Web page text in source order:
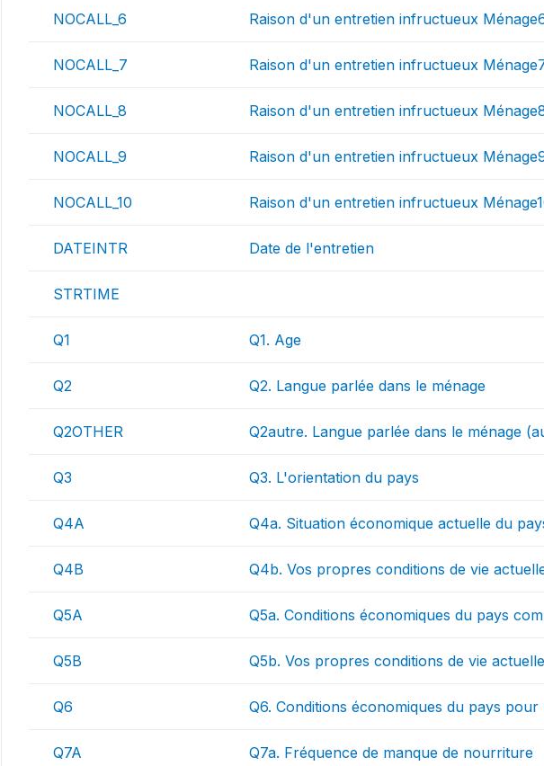
NOCALL_6 Raison d'un entretien infructueux
NOCALL_7 Raison d'un entretien infructueux
NOCALL_8 Raison d'un entretien infructueux
NOCALL_9 Raison d'un entretien infructueux
NOCALL_10 Raison d'un entretien infructueux
DATEINTR Date de l'entretien
STRTIME
Q1 Q1. Age
Q2 Q2. Langue parlée dans le ménage
Q2OTHER Q2autre. Langue parlée dans le ménage
Q3 Q3. L'orientation du pays
Q4A Q4a. Situation économique actuelle du
Q4B Q4b. Vos propres conditions de vie
Q5A Q5a. Conditions économiques du pays
Q5B Q5b. Vos propres conditions de vie
Q6 Q6. Conditions économiques du pays pour
Q7A Q7a. Fréquence de manque de nourriture